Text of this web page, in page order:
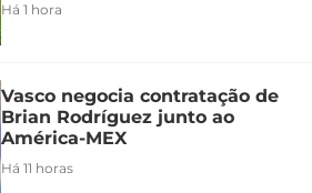
Há 1 hora
Vasco negocia contratação de
Brian Rodríguez junto ao
América-MEX
Há 11 horas